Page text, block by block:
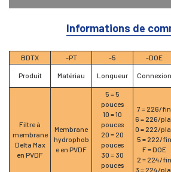
Informations de
BDTX -PT -5 -DOE
Produit Matériau Longueur Connexion
Filtre à
membrane
Delta Max
en PVDF
Membrane
hydrophob
e en PVDF
5 = 5
pouces
10 = 10
pouces
20 = 20
pouces
30 = 30
pouces
7 = 226/fin
6 = 226/
0 = 222/
5 = 222/fin
F = DOE
2 = 224/fin
3 = 224/